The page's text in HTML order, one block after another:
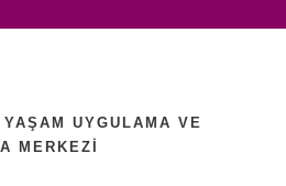
UYGULAMA VE
MERKEZI